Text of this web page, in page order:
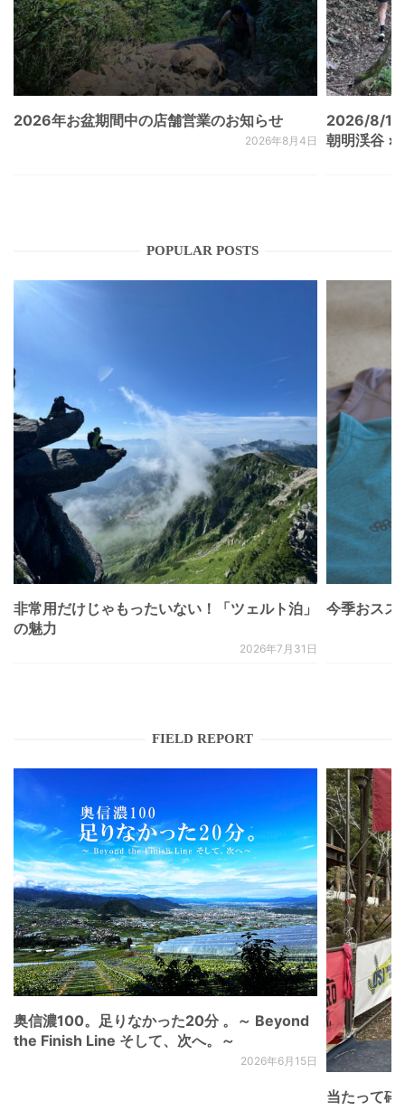
2026年お盆期間中の店舗営業のお知らせ
2026年8月4日
2026/8/
朝明渓谷 ×
POPULAR POSTS
非常用だけじゃもったいない！「ツェルト泊」
の魅力
2026年7月31日
今季おスス
FIELD REPORT
奥信濃100。足りなかった20分 。～ Beyond
the Finish Line そして、次へ。～
2026年6月15日
当たって砕